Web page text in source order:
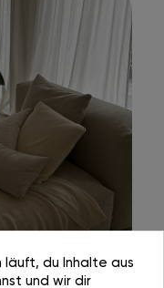
du Inhalte aus
und wir dir